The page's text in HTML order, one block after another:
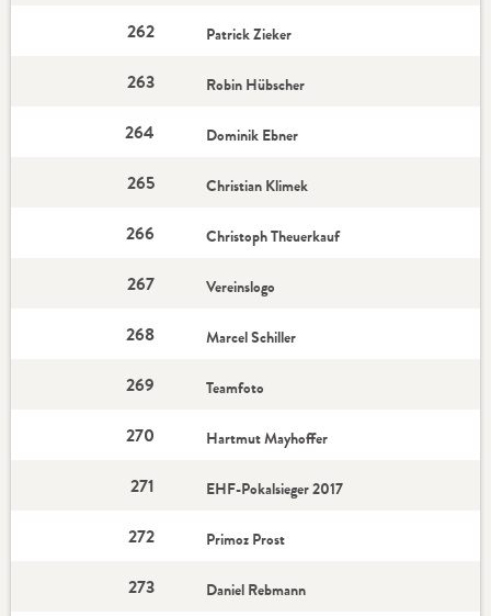
262 Patrick Zieker
263 Robin Hübscher
264 Dominik Ebner
265 Christian Klimek
266 Christoph Theuerkauf
267 Vereinslogo
268 Marcel Schiller
269 Teamfoto
270 Hartmut Mayhoffer
271 EHF-Pokalsieger 2017
272 Primoz Prost
273 Daniel Rebmann